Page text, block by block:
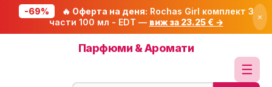
-69% 🔥 Оферта на деня: Rochas Girl комплект 3
части 100 мл - EDT — виж за 23.25 € → ×
Парфюми & Аромати
☰